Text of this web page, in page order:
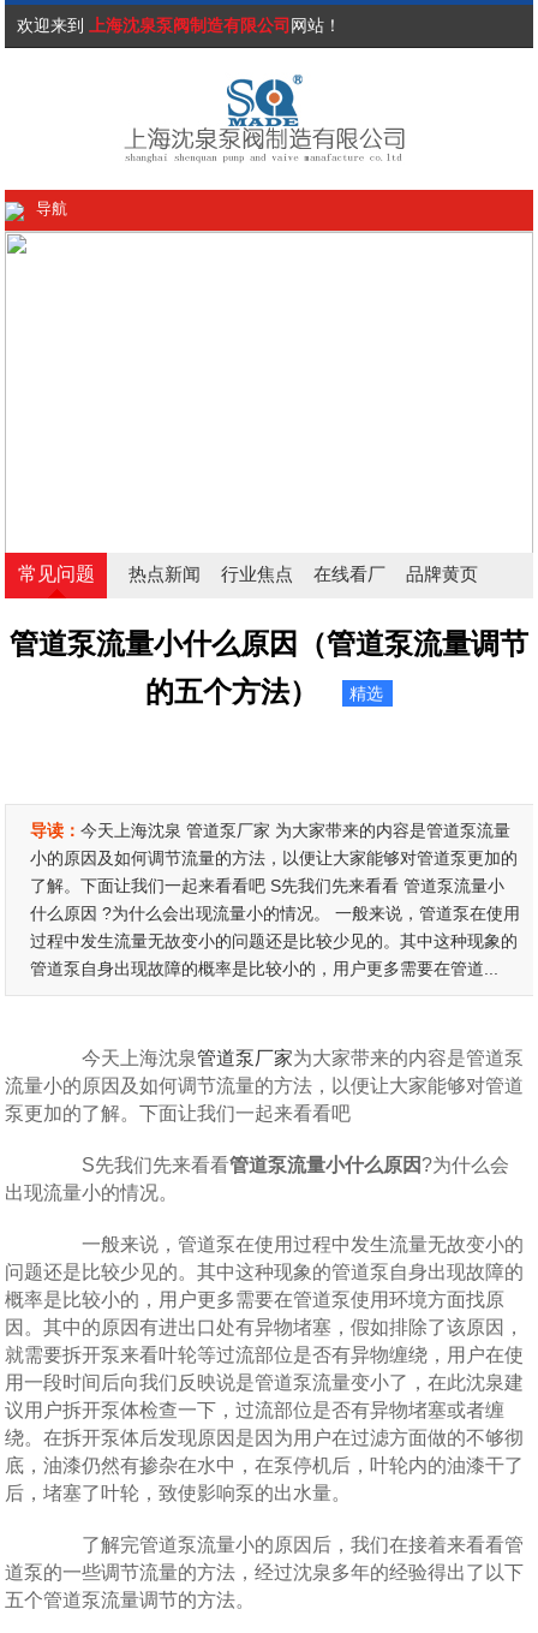
欢迎来到 上海沈泉泵阀制造有限公司 网站！
导航
常见问题 热点新闻 行业焦点 在线看厂 品牌黄页
管道泵流量小什么原因（管道泵流量调节
的五个方法）
精选
导读：今天上海沈泉 管道泵厂家 为大家带来的内容是管道泵流量
小的原因及如何调节流量的方法，以便让大家能够对管道泵更加的
了解。下面让我们一起来看看吧 S先我们先来看看 管道泵流量小
什么原因 ?为什么会出现流量小的情况。 一般来说，管道泵在使用
过程中发生流量无故变小的问题还是比较少见的。其中这种现象的
管道泵自身出现故障的概率是比较小的，用户更多需要在管道...
今天上海沈泉管道泵厂家为大家带来的内容是管道泵
流量小的原因及如何调节流量的方法，以便让大家能够对管道
泵更加的了解。下面让我们一起来看看吧
S先我们先来看看管道泵流量小什么原因 ?为什么会
出现流量小的情况。
一般来说，管道泵在使用过程中发生流量无故变小的
问题还是比较少见的。其中这种现象的管道泵自身出现故障的
概率是比较小的，用户更多需要在管道泵使用环境方面找原
因。其中的原因有进出口处有异物堵塞，假如排除了该原因，
就需要拆开泵来看叶轮等过流部位是否有异物缠绕，用户在使
用一段时间后向我们反映说是管道泵流量变小了，在此沈泉建
议用户拆开泵体检查一下，过流部位是否有异物堵塞或者缠
绕。在拆开泵体后发现原因是因为用户在过滤方面做的不够彻
底，油漆仍然有掺杂在水中，在泵停机后，叶轮内的油漆干了
后，堵塞了叶轮，致使影响泵的出水量。
了解完管道泵流量小的原因后，我们在接着来看看管
道泵的一些调节流量的方法，经过沈泉多年的经验得出了以下
五个管道泵流量调节的方法。